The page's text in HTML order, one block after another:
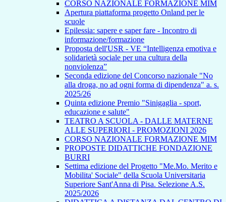
CORSO NAZIONALE FORMAZIONE MIM
Apertura piattaforma progetto Onland per le
scuole
Epilessia: sapere e saper fare - Incontro di
informazione/formazione
Proposta dell'USR - VE “Intelligenza emotiva e
solidarietà sociale per una cultura della
nonviolenza”
Seconda edizione del Concorso nazionale "No
alla droga, no ad ogni forma di dipendenza" a. s.
2025/26
Quinta edizione Premio "Sinigaglia - sport,
educazione e salute"
TEATRO A SCUOLA - DALLE MATERNE
ALLE SUPERIORI - PROMOZIONI 2026
CORSO NAZIONALE FORMAZIONE MIM
PROPOSTE DIDATTICHE FONDAZIONE
BURRI
Settima edizione del Progetto "Me.Mo. Merito e
Mobilita' Sociale" della Scuola Universitaria
Superiore Sant'Anna di Pisa. Selezione A.S.
2025/2026